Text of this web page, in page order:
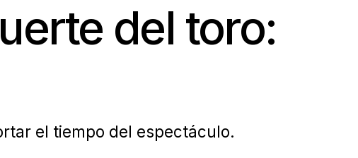
del toro:
el tiempo del espectáculo.